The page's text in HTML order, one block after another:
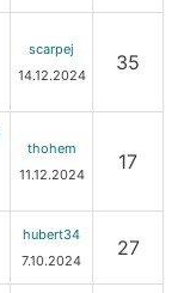
scarpej
14.12.2024
35
thohem
11.12.2024
17
hubert34
7.10.2024
27